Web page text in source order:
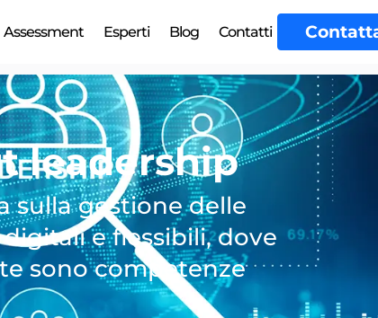
Assessment Esperti Blog Contatti
leadership
sulla gestione delle
e flessibili, dove
sono competenze